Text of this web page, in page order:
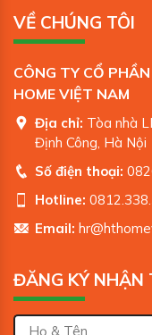
VỀ CHÚNG TÔI
CÔNG TY CỔ
HOME VIỆT NAM
Địa chỉ: Tòa nhà
Định Công, Hà Nội
Số điện thoại:
Hotline:
Email:
ĐĂNG KÝ NHẬN